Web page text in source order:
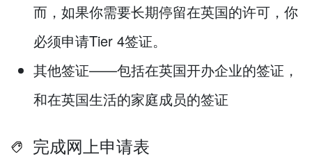
而，如果你需要长期停留在英国的许可，你
必须申请Tier 4签证。
其他签证——包括在英国开办企业的签证，
和在英国生活的家庭成员的签证
完成网上申请表